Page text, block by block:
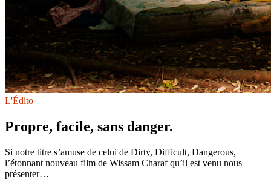
L'Édito
Propre, facile, sans danger.
Si notre titre s’amuse de celui de Dirty, Difficult, Dangerous,
l’étonnant nouveau film de Wissam Charaf qu’il est venu nous
présenter…